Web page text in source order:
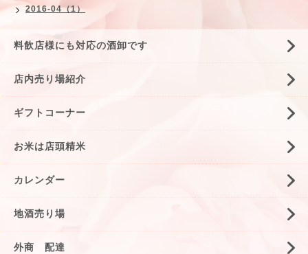
2016-04（1）
料飲店様にも対応の酒卸です
店内売り場紹介
ギフトコーナー
お米は店頭精米
カレンダー
地酒売り場
外商 配達